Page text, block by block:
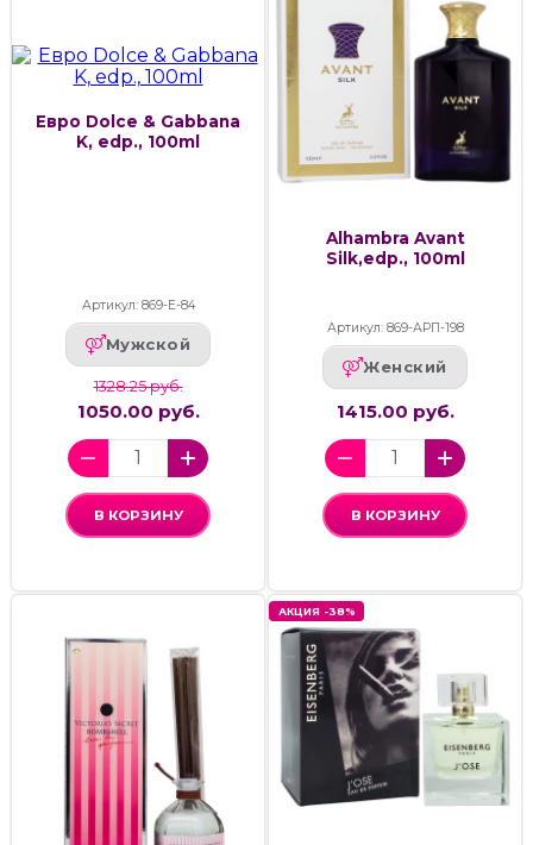
Евро Dolce & Gabbana
K, edp., 100ml
Артикул: 869-Е-84
Мужской
1328.25 руб.
1050.00 руб.
В КОРЗИНУ
Alhambra Avant
Silk,edp., 100ml
Артикул: 869-АРП-198
Женский
1415.00 руб.
В КОРЗИНУ
АКЦИЯ -38%